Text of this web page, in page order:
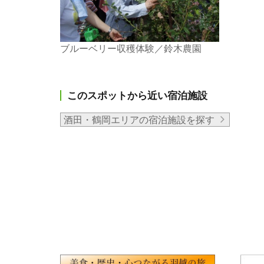
ブルーベリー収穫体験／鈴木農園
このスポットから近い宿泊施設
酒田・鶴岡エリアの宿泊施設を探す